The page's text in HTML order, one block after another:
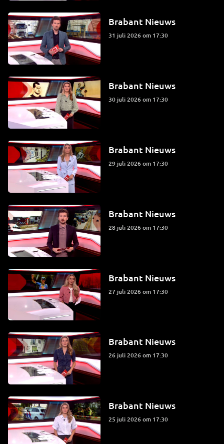
Brabant Nieuws
31 juli 2026 om 17:30
Brabant Nieuws
30 juli 2026 om 17:30
Brabant Nieuws
29 juli 2026 om 17:30
Brabant Nieuws
28 juli 2026 om 17:30
Brabant Nieuws
27 juli 2026 om 17:30
Brabant Nieuws
26 juli 2026 om 17:30
Brabant Nieuws
25 juli 2026 om 17:30